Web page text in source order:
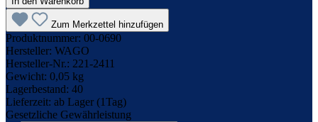
Zum Merkzettel hinzufügen
Produktnummer: 00-0690
Hersteller: WAGO
Hersteller-Nr.: 221-2411
Gewicht: 0,05 kg
Lagerbestand: 40
Lieferzeit: ab Lager (1Tag)
Gesetzliche Gewährleistung